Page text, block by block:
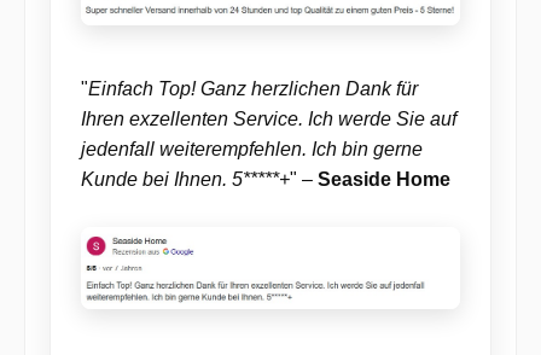
"Einfach Top! Ganz herzlichen Dank für
Ihren exzellenten Service. Ich werde Sie auf
jedenfall weiterempfehlen. Ich bin gerne
Kunde bei Ihnen. 5*****+" – Seaside Home